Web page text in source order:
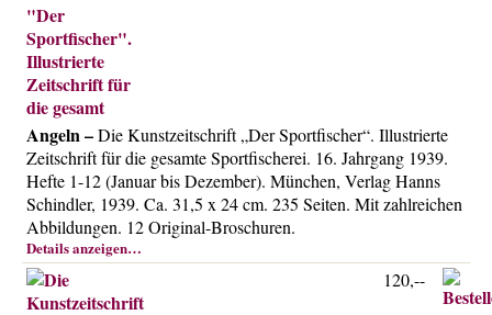
Angeln –Die Kunstzeitschrift „Der Sportfischer“. Illustrierte
Zeitschrift für die gesamte Sportfischerei. 16. Jahrgang 1939.
Hefte 1-12 (Januar bis Dezember). München, Verlag Hanns
Schindler, 1939. Ca. 31,5 x 24 cm. 235 Seiten. Mit zahlreichen
Abbildungen. 12 Original-Broschuren.
Details anzeigen…
120,--